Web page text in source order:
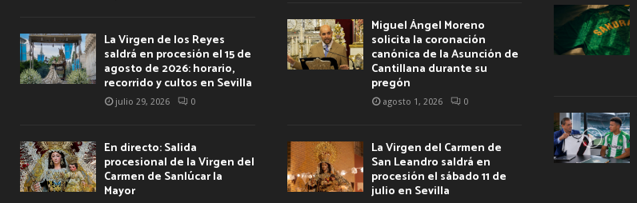
La Virgen de los Reyes
saldrá en procesión el 15 de
agosto de 2026: horario,
recorrido y cultos en Sevilla
julio 29, 2026 0
En directo: Salida
procesional de la Virgen del
Carmen de Sanlúcar la
Mayor
Miguel Ángel Moreno
solicita la coronación
canónica de la Asunción de
Cantillana durante su
pregón
agosto 1, 2026 0
La Virgen del Carmen de
San Leandro saldrá en
procesión el sábado 11 de
julio en Sevilla